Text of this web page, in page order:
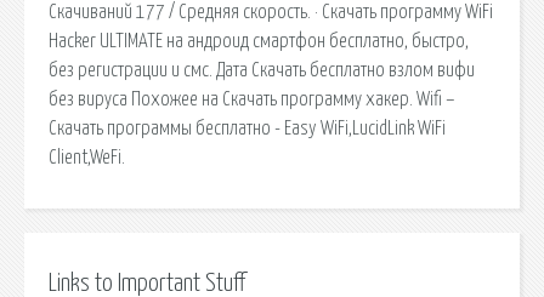
Скачиваний 177 / Средняя скорость. · Скачать программу WiFi
Hacker ULTIMATE на андроид смартфон бесплатно, быстро,
без регистрации и смс. Дата Скачать бесплатно взлом вифи
без вируса Похожее на Скачать программу хакер. Wifi –
Скачать программы бесплатно - Easy WiFi,LucidLink WiFi
Client,WeFi.
Links to Important Stuff